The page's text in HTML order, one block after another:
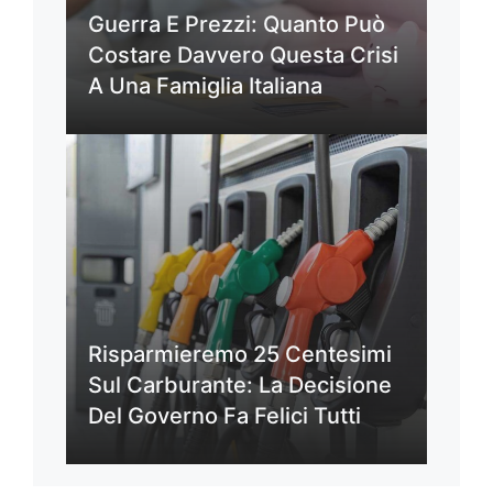
Guerra E Prezzi: Quanto Può
Costare Davvero Questa Crisi
A Una Famiglia Italiana
Risparmieremo 25 Centesimi
Sul Carburante: La Decisione
Del Governo Fa Felici Tutti